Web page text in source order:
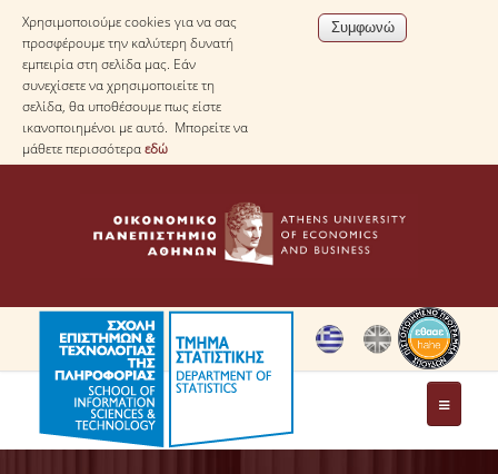
Χρησιμοποιούμε cookies για να σας
προσφέρουμε την καλύτερη δυνατή
εμπειρία στη σελίδα μας. Εάν
συνεχίσετε να χρησιμοποιείτε τη
σελίδα, θα υποθέσουμε πως είστε
ικανοποιημένοι με αυτό. Μπορείτε να
μάθετε περισσότεραεδώ
ΤΟ ΤΜΗΜΑ